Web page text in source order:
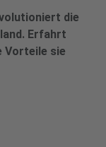
die
Erfahrt
Vorteile sie